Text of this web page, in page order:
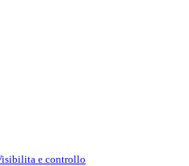
e controllo